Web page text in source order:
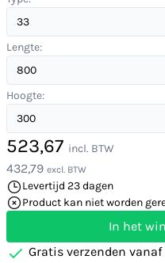
Lengte:
Hoogte:
523,67 incl. BTW
432,79 excl. BTW
Levertijd 23 dagen
Product kan niet worden
In het
Gratis verzenden vanaf